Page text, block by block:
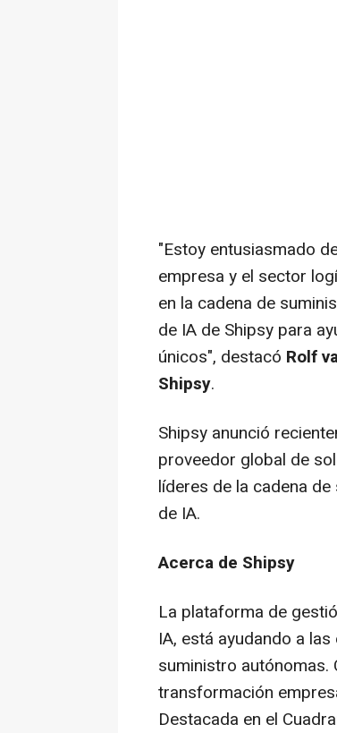
"Estoy entusiasmado
empresa y el sector
en la cadena de
de IA de Shipsy para
únicos", destacó Rolf
Shipsy.
Shipsy anunció
proveedor global de
líderes de la cadena
de IA.
Acerca de Shipsy
La plataforma de
IA, está ayudando a
suministro autónomas.
transformación
Destacada en el